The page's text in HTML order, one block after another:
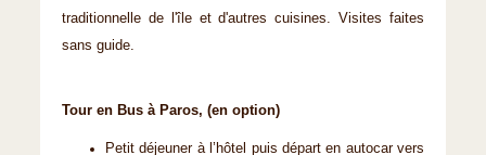
traditionnelle de l'île et d'autres cuisines. Visites faites
sans guide.
Tour en Bus à Paros, (en option)
Petit déjeuner à l’hôtel puis départ en autocar vers